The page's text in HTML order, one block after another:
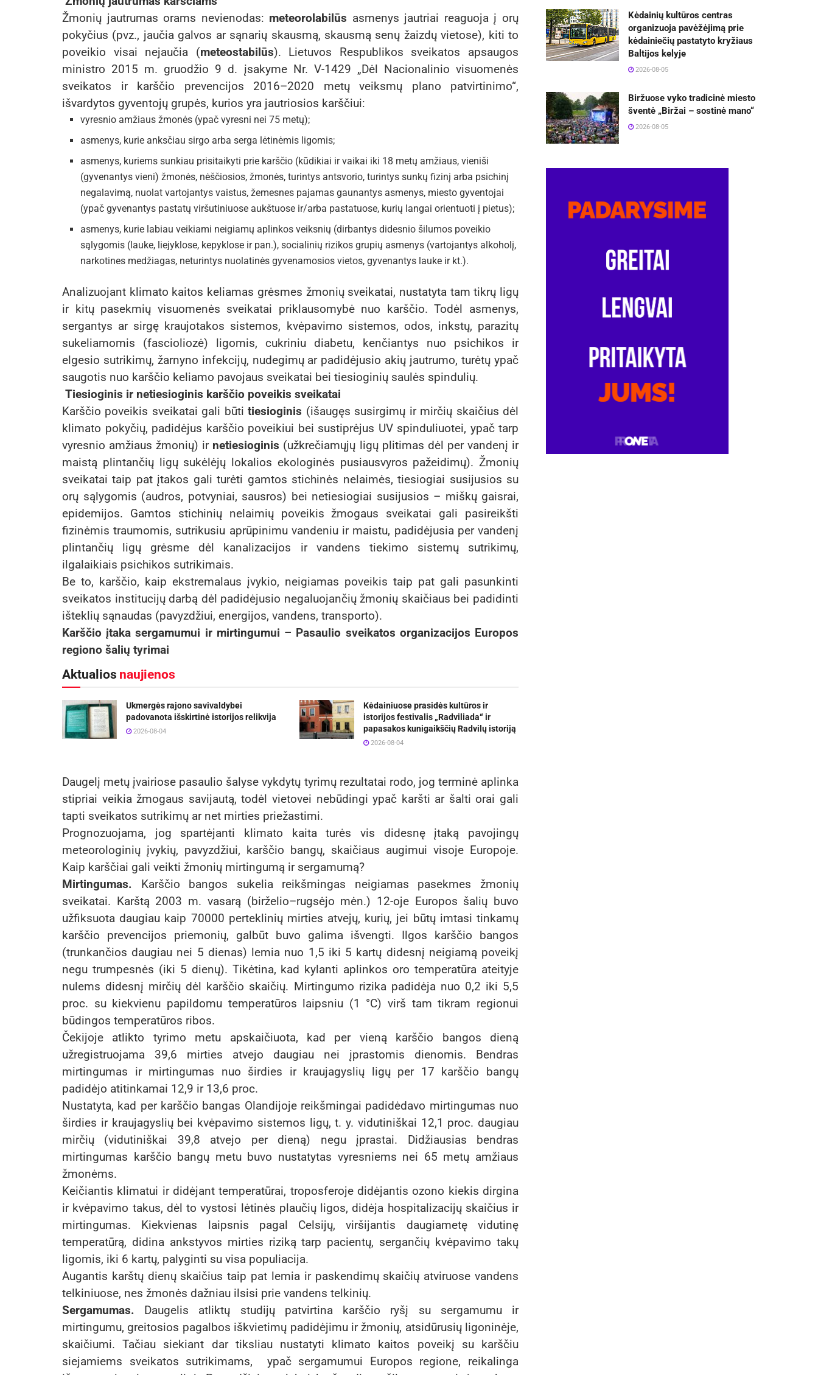
Žmonių jautrumas orams nevienodas: meteorolabilūs asmenys jautriai reaguoja į orų
pokyčius (pvz., jaučia galvos ar sąnarių skausmą, skausmą senų žaizdų vietose), kiti to
poveikio visai nejaučia (meteostabilūs). Lietuvos Respublikos sveikatos apsaugos
ministro 2015 m. gruodžio 9 d. įsakyme Nr. V-1429 „Dėl Nacionalinio visuomenės
sveikatos ir karščio prevencijos 2016–2020 metų veiksmų plano patvirtinimo“,
išvardytos gyventojų grupės, kurios yra jautriosios karščiui:
vyresnio amžiaus žmonės (ypač vyresni nei 75 metų);
asmenys, kurie anksčiau sirgo arba serga lėtinėmis ligomis;
asmenys, kuriems sunkiau prisitaikyti prie karščio (kūdikiai ir vaikai iki 18 metų amžiaus, vieniši
(gyvenantys vieni) žmonės, nėščiosios, žmonės, turintys antsvorio, turintys sunkų fizinį arba psichinį
negalavimą, nuolat vartojantys vaistus, žemesnes pajamas gaunantys asmenys, miesto gyventojai
(ypač gyvenantys pastatų viršutiniuose aukštuose ir/arba pastatuose, kurių langai orientuoti į pietus);
asmenys, kurie labiau veikiami neigiamų aplinkos veiksnių (dirbantys didesnio šilumos poveikio
sąlygomis (lauke, liejyklose, kepyklose ir pan.), socialinių rizikos grupių asmenys (vartojantys alkoholį,
narkotines medžiagas, neturintys nuolatinės gyvenamosios vietos, gyvenantys lauke ir kt.).
Analizuojant klimato kaitos keliamas grėsmes žmonių sveikatai, nustatyta tam tikrų ligų
ir kitų pasekmių visuomenės sveikatai priklausomybė nuo karščio. Todėl asmenys,
sergantys ar sirgę kraujotakos sistemos, kvėpavimo sistemos, odos, inkstų, parazitų
sukeliamomis (fascioliozė) ligomis, cukriniu diabetu, kenčiantys nuo psichikos ir
elgesio sutrikimų, žarnyno infekcijų, nudegimų ar padidėjusio akių jautrumo, turėtų ypač
saugotis nuo karščio keliamo pavojaus sveikatai bei tiesioginių saulės spindulių.
Tiesioginis ir netiesioginis karščio poveikis sveikatai
Karščio poveikis sveikatai gali būtitiesioginis (išaugęs susirgimų ir mirčių skaičius dėl
klimato pokyčių, padidėjus karščio poveikiui bei sustiprėjus UV spinduliuotei, ypač tarp
vyresnio amžiaus žmonių) ir netiesioginis (užkrečiamųjų ligų plitimas dėl per vandenį ir
maistą plintančių ligų sukėlėjų lokalios ekologinės pusiausvyros pažeidimų). Žmonių
sveikatai taip pat įtakos gali turėti gamtos stichinės nelaimės, tiesiogiai susijusios su
orų sąlygomis (audros, potvyniai, sausros) bei netiesiogiai susijusios – miškų gaisrai,
epidemijos. Gamtos stichinių nelaimių poveikis žmogaus sveikatai gali pasireikšti
fizinėmis traumomis, sutrikusiu aprūpinimu vandeniu ir maistu, padidėjusia per vandenį
plintančių ligų grėsme dėl kanalizacijos ir vandens tiekimo sistemų sutrikimų,
ilgalaikiais psichikos sutrikimais.
Be to, karščio, kaip ekstremalaus įvykio, neigiamas poveikis taip pat gali pasunkinti
sveikatos institucijų darbą dėl padidėjusio negaluojančių žmonių skaičiaus bei padidinti
išteklių sąnaudas (pavyzdžiui, energijos, vandens, transporto).
Karščio įtaka sergamumui ir mirtingumui – Pasaulio sveikatos organizacijos Europos
regiono šalių tyrimai
Aktualios naujienos
Ukmergės rajono savivaldybei
padovanota išskirtinė istorijos relikvija
2026-08-04
Kėdainiuose prasidės kultūros ir
istorijos festivalis „Radviliada“ ir
papasakos kunigaikščių Radvilų istoriją
2026-08-04
Daugelį metų įvairiose pasaulio šalyse vykdytų tyrimų rezultatai rodo, jog terminė aplinka
stipriai veikia žmogaus savijautą, todėl vietovei nebūdingi ypač karšti ar šalti orai gali
tapti sveikatos sutrikimų ar net mirties priežastimi.
Prognozuojama, jog spartėjanti klimato kaita turės vis didesnę įtaką pavojingų
meteorologinių įvykių, pavyzdžiui, karščio bangų, skaičiaus augimui visoje Europoje.
Kaip karščiai gali veikti žmonių mirtingumą ir sergamumą?
Mirtingumas. Karščio bangos sukelia reikšmingas neigiamas pasekmes žmonių
sveikatai. Karštą 2003 m. vasarą (birželio–rugsėjo mėn.) 12-oje Europos šalių buvo
užfiksuota daugiau kaip 70000 perteklinių mirties atvejų, kurių, jei būtų imtasi tinkamų
karščio prevencijos priemonių, galbūt buvo galima išvengti. Ilgos karščio bangos
(trunkančios daugiau nei 5 dienas) lemia nuo 1,5 iki 5 kartų didesnį neigiamą poveikį
negu trumpesnės (iki 5 dienų). Tikėtina, kad kylanti aplinkos oro temperatūra ateityje
nulems didesnį mirčių dėl karščio skaičių. Mirtingumo rizika padidėja nuo 0,2 iki 5,5
proc. su kiekvienu papildomu temperatūros laipsniu (1 °C) virš tam tikram regionui
būdingos temperatūros ribos.
Čekijoje atlikto tyrimo metu apskaičiuota, kad per vieną karščio bangos dieną
užregistruojama 39,6 mirties atvejo daugiau nei įprastomis dienomis. Bendras
mirtingumas ir mirtingumas nuo širdies ir kraujagyslių ligų per 17 karščio bangų
padidėjo atitinkamai 12,9 ir 13,6 proc.
Nustatyta, kad per karščio bangas Olandijoje reikšmingai padidėdavo mirtingumas nuo
širdies ir kraujagyslių bei kvėpavimo sistemos ligų, t. y. vidutiniškai 12,1 proc. daugiau
mirčių (vidutiniškai 39,8 atvejo per dieną) negu įprastai. Didžiausias bendras
mirtingumas karščio bangų metu buvo nustatytas vyresniems nei 65 metų amžiaus
žmonėms.
Keičiantis klimatui ir didėjant temperatūrai, troposferoje didėjantis ozono kiekis dirgina
ir kvėpavimo takus, dėl to vystosi lėtinės plaučių ligos, didėja hospitalizacijų skaičius ir
mirtingumas. Kiekvienas laipsnis pagal Celsijų, viršijantis daugiametę vidutinę
temperatūrą, didina ankstyvos mirties riziką tarp pacientų, sergančių kvėpavimo takų
ligomis, iki 6 kartų, palyginti su visa populiacija.
Augantis karštų dienų skaičius taip pat lemia ir paskendimų skaičių atviruose vandens
telkiniuose, nes žmonės dažniau ilsisi prie vandens telkinių.
Sergamumas. Daugelis atliktų studijų patvirtina karščio ryšį su sergamumu ir
mirtingumu, greitosios pagalbos iškvietimų padidėjimu ir žmonių, atsidūrusių ligoninėje,
skaičiumi. Tačiau siekiant dar tiksliau nustatyti klimato kaitos poveikį su karščiu
siejamiems sveikatos sutrikimams, ypač sergamumui Europos regione, reikalinga
Kėdainių kultūros centras
organizuoja pavėžėjimą prie
kėdainiečių pastatyto kryžiaus
Baltijos kelyje
2026-08-05
Biržuose vyko tradicinė miesto
šventė „Biržai – sostinė mano“
2026-08-05